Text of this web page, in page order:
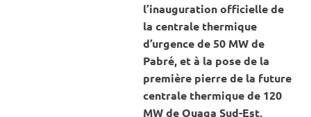
l’inauguration officielle de
la centrale thermique
d’urgence de 50 MW de
Pabré, et à la pose de la
première pierre de la future
centrale thermique de 120
MW de Ouaga Sud-Est,